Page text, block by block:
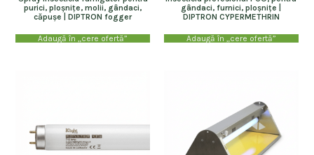
purici, ploșnițe, molii, gândaci,
căpușe | DIPTRON fogger
Adaugă în „cere ofertă”
gândaci, furnici, ploșnițe |
DIPTRON CYPERMETHRIN
Adaugă în „cere ofertă”